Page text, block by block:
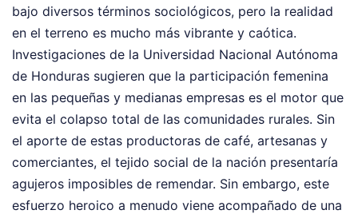
bajo diversos términos sociológicos, pero la realidad
en el terreno es mucho más vibrante y caótica.
Investigaciones de la Universidad Nacional Autónoma
de Honduras sugieren que la participación femenina
en las pequeñas y medianas empresas es el motor que
evita el colapso total de las comunidades rurales. Sin
el aporte de estas productoras de café, artesanas y
comerciantes, el tejido social de la nación presentaría
agujeros imposibles de remendar. Sin embargo, este
esfuerzo heroico a menudo viene acompañado de una